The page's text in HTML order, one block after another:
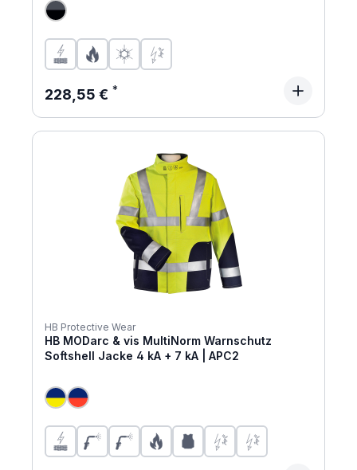
Regulärer Preis:
228,55 €
HB Protective Wear
HB MODarc & vis MultiNorm Warnschutz
Softshell Jacke 4 kA + 7 kA | APC2